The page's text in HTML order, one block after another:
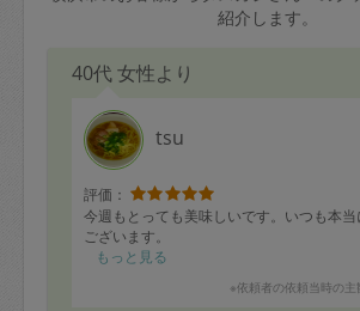
紹介します。
40代 女性より
tsu
評価：
今週もとっても美味しいです。いつも本当
ございます。
もっと見る
※依頼者の依頼当時の主